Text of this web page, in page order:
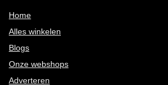
Home
Alles winkelen
Blogs
Onze webshops
Adverteren